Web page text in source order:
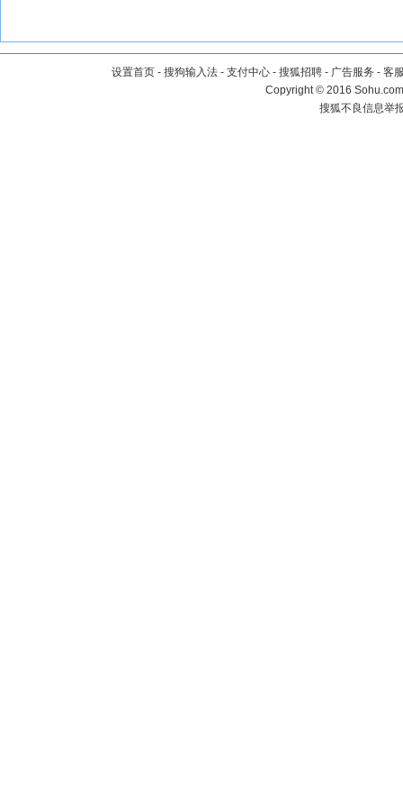
设置首页 - 搜狗输入法 - 支付中心 - 搜狐招聘 - 广告服务 - 客
Copyright©2016
搜狐不良信息举